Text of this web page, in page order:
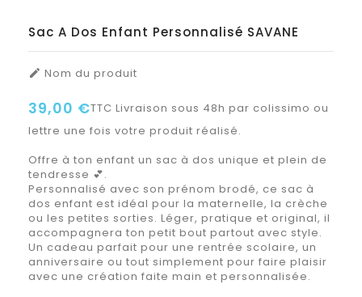
Sac A Dos Enfant Personnalisé SAVANE
 Nom du produit
39,00 €TTC Livraison sous 48h par colissimo ou
lettre une fois votre produit réalisé.
Offre à ton enfant un sac à dos unique et plein de
tendresse 💕.
Personnalisé avec son prénom brodé, ce sac à
dos enfant est idéal pour la maternelle, la crèche
ou les petites sorties. Léger, pratique et original, il
accompagnera ton petit bout partout avec style.
Un cadeau parfait pour une rentrée scolaire, un
anniversaire ou tout simplement pour faire plaisir
avec une création faite main et personnalisée.